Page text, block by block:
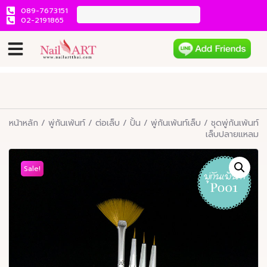
089-7673151
02-2191865
หน้าหลัก / พู่กันเพ้นท์ / ต่อเล็บ / ปั้น / พู่กันเพ้นท์เล็บ / ชุดพู่กันเพ้นท์
เล็บปลายแหลม
Sale!